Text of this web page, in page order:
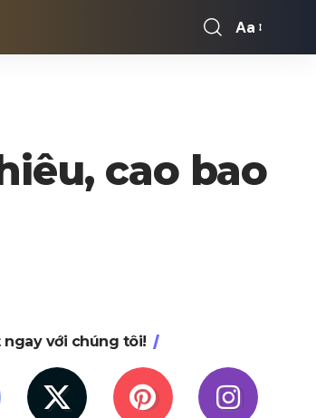
Font
Aa
cao bao
ngay với chúng tôi!